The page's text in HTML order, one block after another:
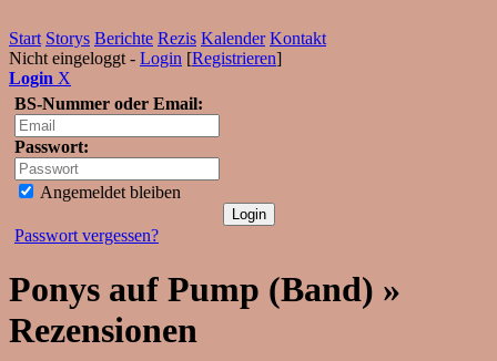
Start Storys Berichte Rezis Kalender Kontakt
Nicht eingeloggt - Login [Registrieren]
Login X
BS-Nummer oder Email:
Passwort:
Angemeldet bleiben
Passwort vergessen?
Ponys auf Pump (Band) »
Rezensionen